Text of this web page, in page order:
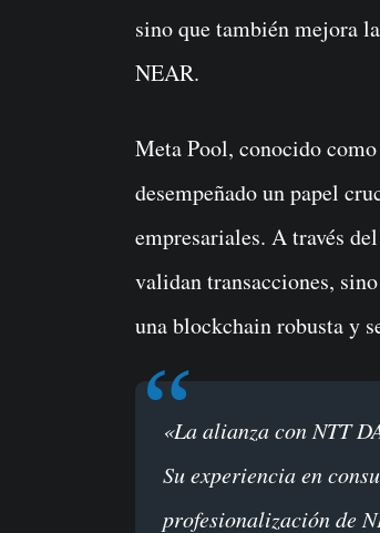
sino que también mejora
NEAR.
Meta Pool, conocido
desempeñado un papel
empresariales. A través
validan transacciones,
una blockchain robusta y
«La alianza con NTT DATA es un hito importante para nuestro programa ENO.
Su experiencia en
profesionalización de